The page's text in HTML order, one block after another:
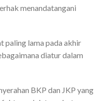
menandatangani
paling lama pada akhir
diatur dalam
BKP dan JKP yang